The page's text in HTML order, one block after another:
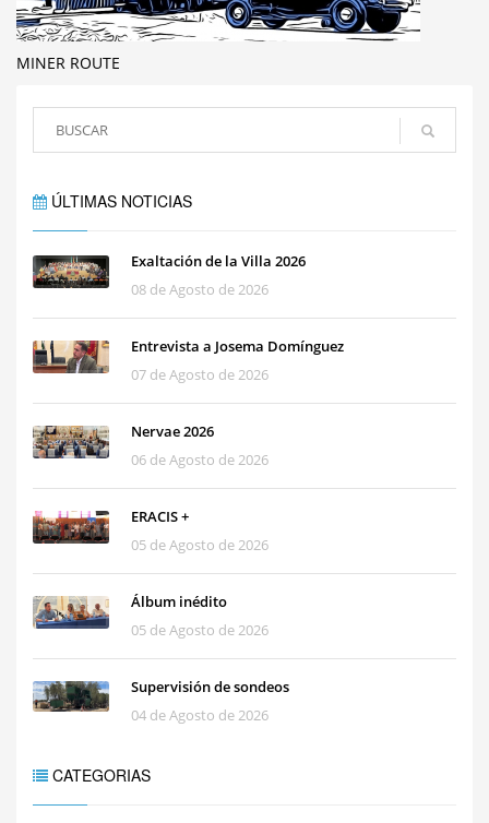
MINER ROUTE
ÚLTIMAS NOTICIAS
Exaltación de la Villa 2026
08 de Agosto de 2026
Entrevista a Josema Domínguez
07 de Agosto de 2026
Nervae 2026
06 de Agosto de 2026
ERACIS +
05 de Agosto de 2026
Álbum inédito
05 de Agosto de 2026
Supervisión de sondeos
04 de Agosto de 2026
CATEGORIAS